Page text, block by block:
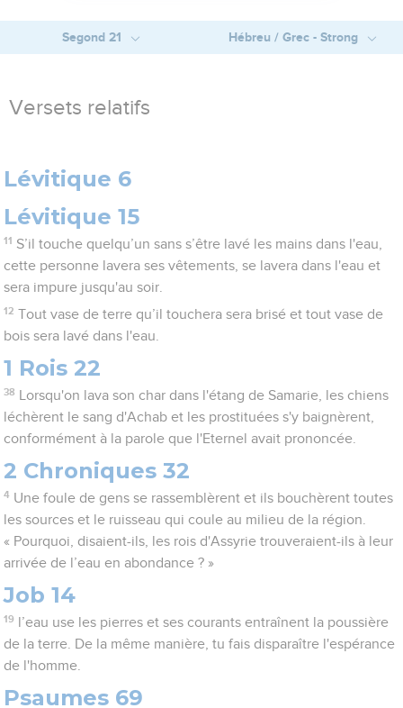
Segond 21 Hébreu / Grec - Strong
Versets relatifs
Lévitique 6
Lévitique 15
11 S’il touche quelqu’un sans s’être lavé les mains dans l'eau,
cette personne lavera ses vêtements, se lavera dans l'eau et
sera impure jusqu'au soir.
12 Tout vase de terre qu’il touchera sera brisé et tout vase de
bois sera lavé dans l'eau.
1 Rois 22
38
Lorsqu'on lava son char dans l'étang de Samarie, les chiens
léchèrent le sang d'Achab et les prostituées s'y baignèrent,
conformément à la parole que l'Eternel avait prononcée.
2 Chroniques 32
4 Une foule de gens se rassemblèrent et ils bouchèrent toutes
les sources et le ruisseau qui coule au milieu de la région.
« Pourquoi, disaient-ils, les rois d'Assyrie trouveraient-ils à leur
arrivée de l’eau en abondance ? »
Job 14
19
l’eau use les pierres et ses courants entraînent la poussière
de la terre. De la même manière, tu fais disparaître l'espérance
de l'homme.
Psaumes 69